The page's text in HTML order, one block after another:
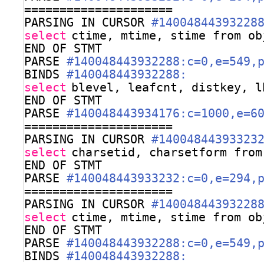
=====================
PARSING IN CURSOR
select ctime, mtime, stime from
END OF STMT
PARSE
BINDS #140048443932288:
select blevel, leafcnt, distkey,
END OF STMT
PARSE
=====================
PARSING IN CURSOR
select charsetid, charsetform
END OF STMT
PARSE
=====================
PARSING IN CURSOR
select ctime, mtime, stime from
END OF STMT
PARSE
BINDS #140048443932288: